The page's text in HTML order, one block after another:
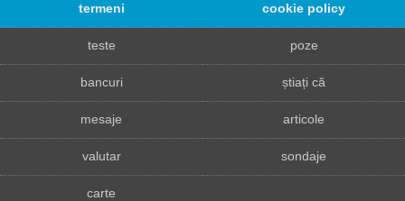
termeni cookie policy
teste poze
bancuri știați că
mesaje articole
valutar sondaje
carte